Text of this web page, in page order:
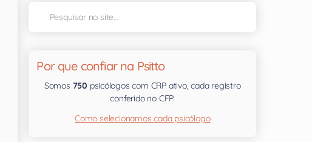
Por que confiar na Psitto
Somos 750 psicólogos com CRP ativo, cada registro
conferido no CFP.
Como selecionamos cada psicólogo